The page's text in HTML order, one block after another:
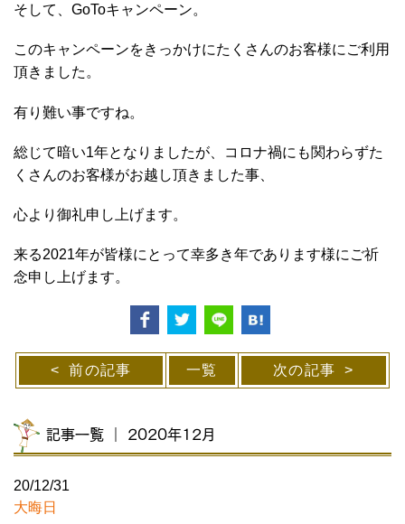
そして、GoToキャンペーン。
このキャンペーンをきっかけにたくさんのお客様にご利用
頂きました。
有り難い事ですね。
総じて暗い1年となりましたが、コロナ禍にも関わらずた
くさんのお客様がお越し頂きました事、
心より御礼申し上げます。
来る2021年が皆様にとって幸多き年であります様にご祈
念申し上げます。
前の記事 一覧 次の記事
記事一覧 ｜ 2020年12月
20/12/31
大晦日